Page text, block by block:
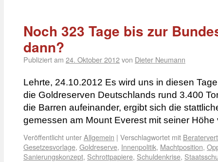
Noch 323 Tage bis zur
dann?
Publiziert am 24. Oktober 2012von Dieter Neumann
Lehrte, 24.10.2012 Es wird uns in diesen
die Goldreserven Deutschlands rund 3.400
die Barren aufeinander, ergibt sich die
gemessen am Mount Everest mit seiner
Veröffentlicht unterAllgemein | Verschlagwortet mit
Gesetzesvorlage, Goldreserve, Innenpolitik, Machtposition,
Sanierungskonzept, Schrottpapiere, Schuldenkrise,